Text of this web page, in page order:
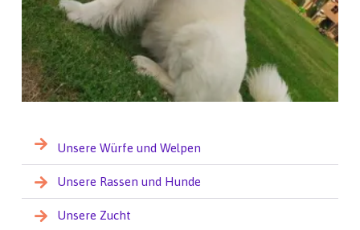
Unsere Würfe und Welpen
Unsere Rassen und Hunde
Unsere Zucht